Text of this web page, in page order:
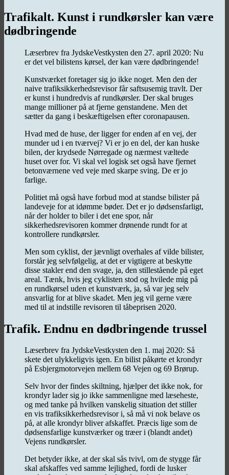
Trafikalt. Kunst i rundkørsler kan være
dødbringende
Læserbrev fra JydskeVestkysten den 27. april 2020: Nu
er det vel bilistens kørsel, der kan være dødbringende!
Kunstværket foretager sig jo ikke noget. Men den der
naive trafiksikkerhedsrevisor får saftsusemig travlt. Der
er kunst i hundredvis af rundkørsler. Der skal bruges
mange millioner på at fjerne genstandene. Men det
sætter da gang i beskæftigelsen efter coronapausen.
Hvad med de huse, der ligger for enden af en vej, der
munder ud i en tværvej? Vi er jo en del, der kan huske
bilen, der krydsede Nørregade og nærmest væltede
huset over for. Vi skal vel logisk set også have fjernet
betonværnene ved veje med skarpe sving. De er jo
farlige.
Politiet må også have forbud mod at standse bilister på
landeveje for at idømme bøder. Det er jo dødsensfarligt,
når der holder to biler i det ene spor, når
sikkerhedsrevisoren kommer drønende rundt for at
kontrollere rundkørsler.
Men som cyklist, der jævnligt overhales af vilde bilister,
forstår jeg selvfølgelig, at det er vigtigere at beskytte
disse stakler end den svage, ja, den stillestående på eget
areal. Tænk, hvis jeg cyklisten stod og hvilede mig på
en rundkørsel uden et kunstværk, ja, så var jeg selv
ansvarlig for at blive skadet. Men jeg vil gerne være
med til at indstille revisoren til tåbeprisen 2020.
Trafik. Endnu en dødbringende trussel
Læserbrev fra JydskeVestkysten den 1. maj 2020: Så
skete det ulykkeligvis igen. En bilist påkørte et krondyr
på Esbjergmotorvejen mellem 68 Vejen og 69 Brørup.
Selv hvor der findes skiltning, hjælper det ikke nok, for
krondyr lader sig jo ikke sammenligne med læseheste,
og med tanke på hvilken vanskelig situation det stiller
en vis trafiksikkerhedsrevisor i, så må vi nok belave os
på, at alle krondyr bliver afskaffet. Præcis lige som de
dødsensfarlige kunstværker og træer i (blandt andet)
Vejens rundkørsler.
Det betyder ikke, at der skal sås tvivl, om de stygge får
skal afskaffes ved samme lejlighed, fordi de lusker